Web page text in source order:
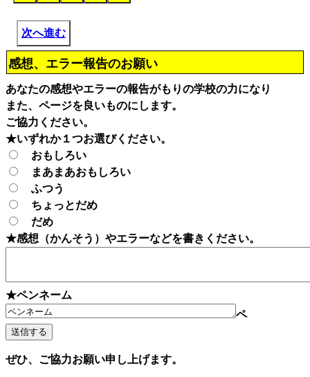
次へ進む
感想、エラー報告のお願い
あなたの感想やエラーの報告がもりの学校の力になり
また、ページを良いものにします。
ご協力ください。
★いずれか１つお選びください。
おもしろい
まあまあおもしろい
ふつう
ちょっとだめ
だめ
★感想（かんそう）やエラーなどを書きください。
★ペンネーム
ペ
ぜひ、ご協力お願い申し上げます。